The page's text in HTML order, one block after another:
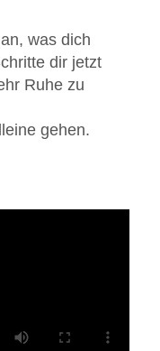
was dich
dir jetzt
Ruhe zu
gehen.